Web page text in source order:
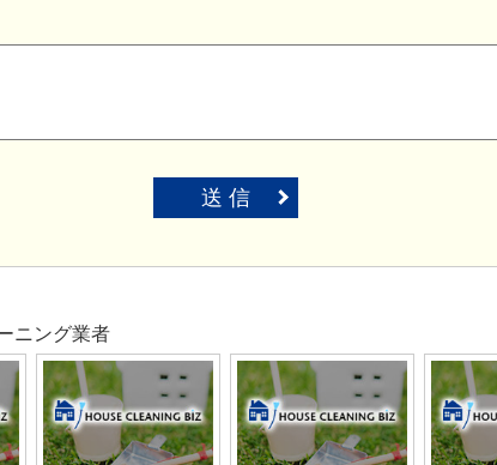
送 信
ニング業者